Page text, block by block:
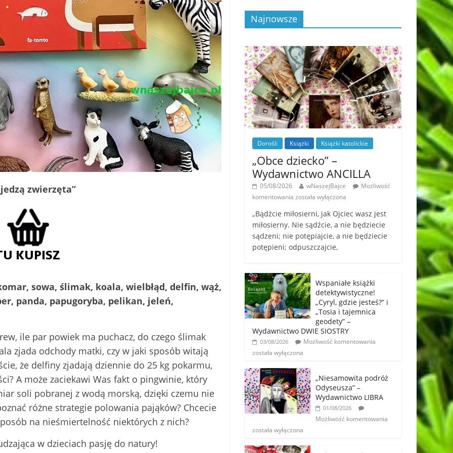
zwierzęta”
sowa, ślimak, koala, wielbłąd, delfin, wąż,
panda, papugoryba, pelikan, jeleń,
ile par powiek ma puchacz, do czego ślimak
zjada odchody matki, czy w jaki sposób witają
że delfiny zjadają dziennie do 25 kg pokarmu,
A może zaciekawi Was fakt o pingwinie, który
soli pobranej z wodą morską, dzięki czemu nie
różne strategie polowania pająków? Chcecie
na nieśmiertelność niektórych z nich?
w dzieciach pasję do natury!
Najnowsze
Dorośli Książki Książki katolickie
„Obce dziecko” –
Wydawnictwo ANCILLA
05/08/2026 wNaszejBajce
Możliwość
komentowania została wyłączona
„Bądźcie miłosierni, jak Ojciec wasz jest
miłosierny. Nie sądźcie, a nie będziecie
sądzeni; nie potępiajcie, a nie będziecie
potępieni; odpuszczajcie,
Wspaniałe książki
detektywistyczne!
„Cyryl, gdzie jesteś?” i
„Tosia i tajemnica
geodety” –
Wydawnictwo DWIE SIOSTRY
03/08/2026
Możliwość komentowania
została wyłączona
„Niesamowita podróż
Odyseusza” –
Wydawnictwo LIBRA
01/08/2026
Możliwość komentowania
została wyłączona